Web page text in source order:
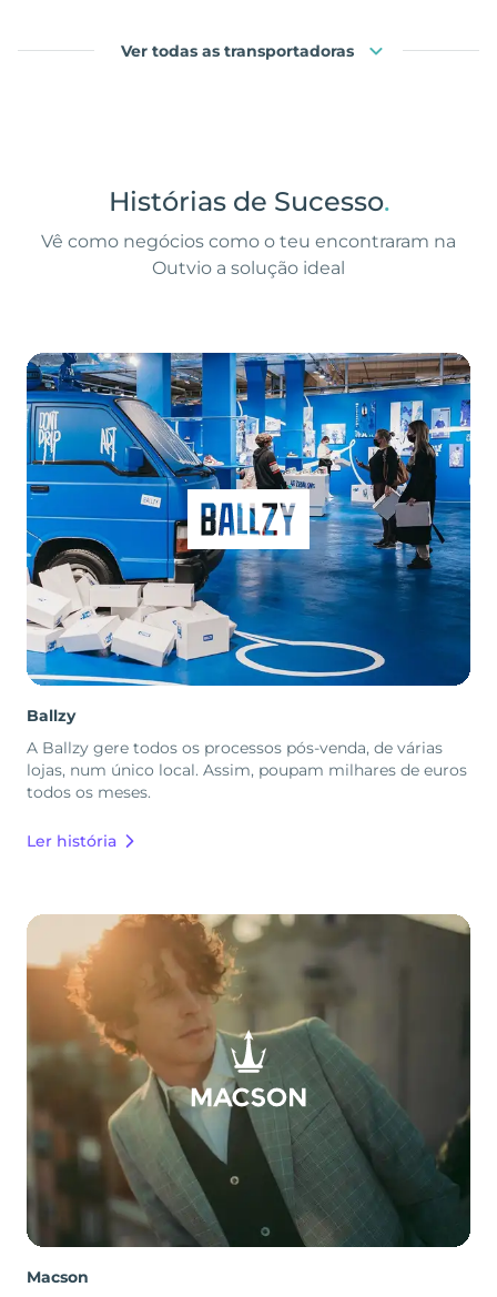
Ver todas as transportadoras
Histórias de Sucesso.
Vê como negócios como o teu encontraram na
Outvio a solução ideal
Ballzy
A Ballzy gere todos os processos pós-venda, de várias
lojas, num único local. Assim, poupam milhares de euros
todos os meses.
Ler história
Macson